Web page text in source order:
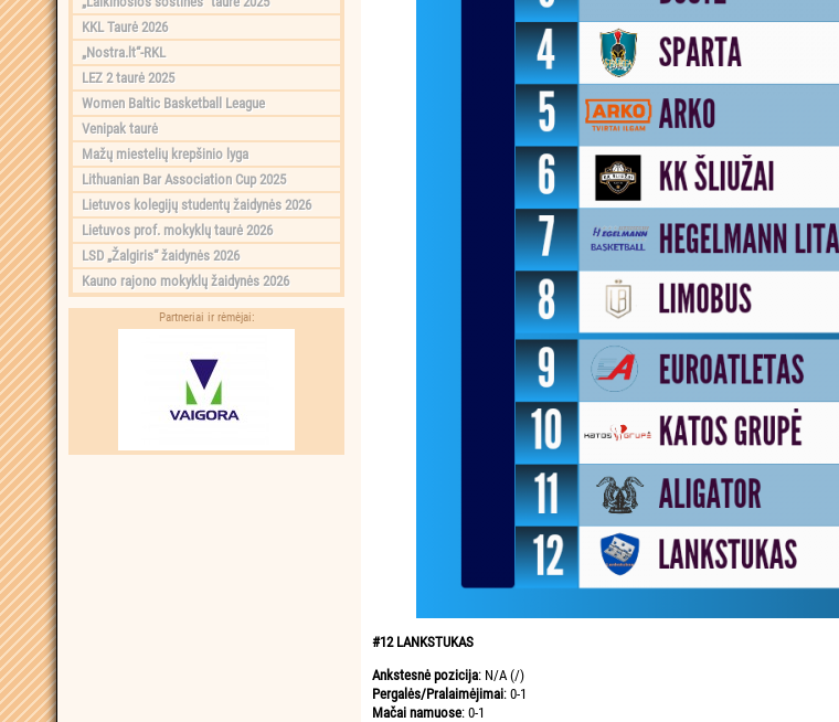
KKL Taurė 2026
„Nostra.lt“-RKL
LEZ 2 taurė 2025
Women Baltic Basketball League
Venipak taurė
Mažų miestelių krepšinio lyga
Lithuanian Bar Association Cup 2025
Lietuvos kolegijų studentų žaidynės 2026
Lietuvos prof. mokyklų taurė 2026
LSD „Žalgiris“ žaidynės 2026
Kauno rajono mokyklų žaidynės 2026
Partneriai ir rėmėjai:
#12 LANKSTUKAS
Ankstesnė pozicija: N/A (/)
Pergalės/Pralaimėjimai: 0-1
Mačai namuose: 0-1